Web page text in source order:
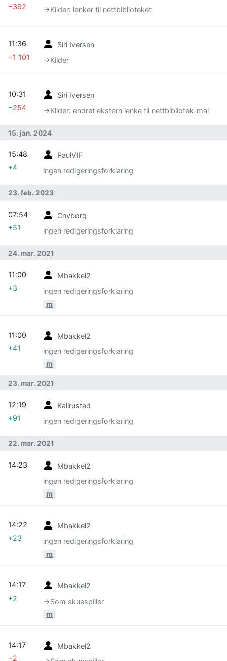
→‎Kilder: lenker til nettbiblioteket
−362
Siri Iversen
→‎Kilder
11:36
−1 101
Siri Iversen
→‎Kilder: endret ekstern lenke til nettbibliotek-mal
10:31
−254
15. jan. 2024
PaulVIF
ingen redigeringsforklaring
15:48
+4
23. feb. 2023
Cnyborg
ingen redigeringsforklaring
07:54
+51
24. mar. 2021
Mbakkel2
ingen redigeringsforklaring
m
11:00
+3
Mbakkel2
ingen redigeringsforklaring
m
11:00
+41
23. mar. 2021
Kallrustad
ingen redigeringsforklaring
12:19
+91
22. mar. 2021
Mbakkel2
ingen redigeringsforklaring
m
14:23
Mbakkel2
ingen redigeringsforklaring
m
14:22
+23
Mbakkel2
→‎Som skuespiller
m
14:17
+2
Mbakkel2
14:17
−2